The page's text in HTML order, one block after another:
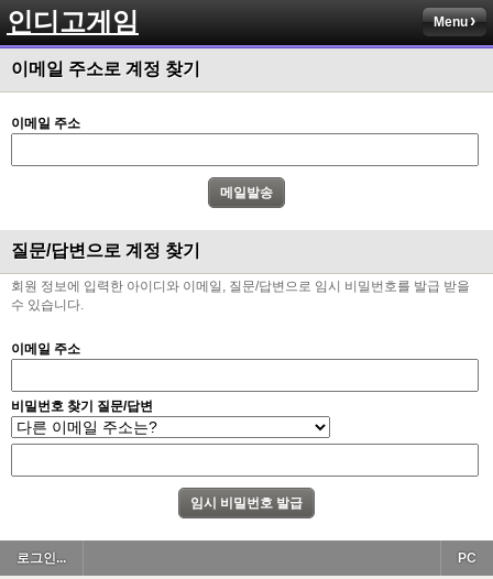
인디고게임 Menu
이메일 주소로 계정 찾기
이메일 주소
질문/답변으로 계정 찾기
회원 정보에 입력한 아이디와 이메일, 질문/답변으로 임시 비밀번호를 발급 받을
수 있습니다.
이메일 주소
비밀번호 찾기 질문/답변
로그인... PC